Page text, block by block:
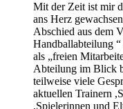
Mit der Zeit ist mir
ans Herz
Abschied aus dem
Handballabteilung
als „freien
Abteilung im Blick
teilweise viele
aktuellen Trainern
,Spielerinnen und